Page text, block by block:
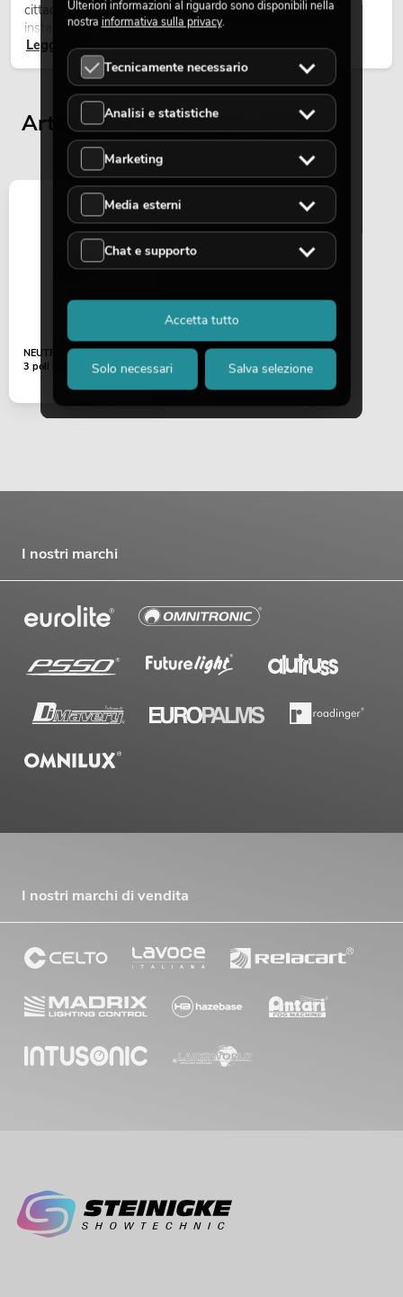
cittadine, concerti open-air, allestimenti architetturali e
installazioni temporanee all’esterno.
Leggi ora
Articoli visualizzati per ultimi
NEUTRIK Connettore XLR
3 poli NC3MXX-BAG
I nostri marchi
I nostri marchi di vendita
Ulteriori informazioni al riguardo sono disponibili nella
nostra informativa sulla privacy.
Tecnicamente necessario
Analisi e statistiche
Marketing
Media esterni
Chat e supporto
Solo necessari Salva selezione
Accetta tutto